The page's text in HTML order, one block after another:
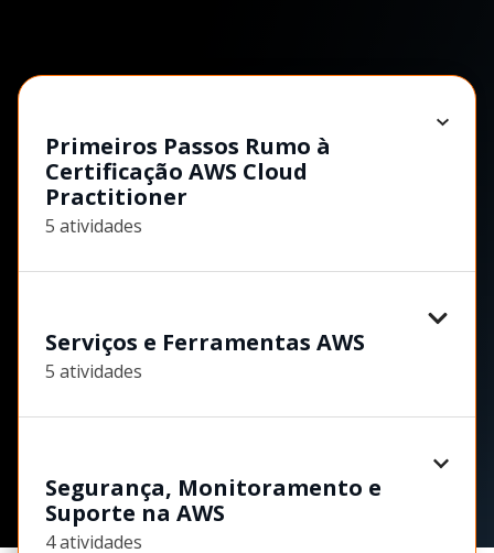
Primeiros Passos Rumo à
Certificação AWS Cloud
Practitioner
5 atividades
Serviços e Ferramentas AWS
5 atividades
Segurança, Monitoramento e
Suporte na AWS
4 atividades